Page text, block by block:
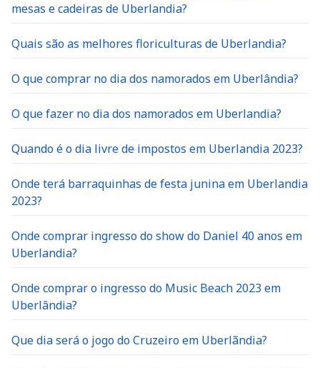
mesas e cadeiras de Uberlandia?
Quais são as melhores floriculturas de Uberlandia?
O que comprar no dia dos namorados em Uberlândia?
O que fazer no dia dos namorados em Uberlandia?
Quando é o dia livre de impostos em Uberlandia 2023?
Onde terá barraquinhas de festa junina em Uberlandia
2023?
Onde comprar ingresso do show do Daniel 40 anos em
Uberlandia?
Onde comprar o ingresso do Music Beach 2023 em
Uberlândia?
Que dia será o jogo do Cruzeiro em Uberlãndia?